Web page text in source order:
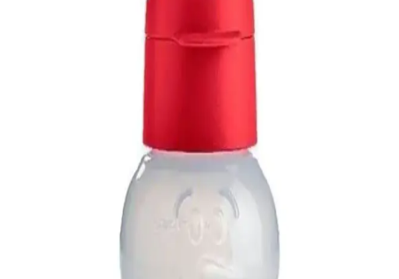
Ayakkabı dolapları, şeffaf kutularla estetik ve fonksiyonel hale
gelirken, aşırı tüketim ve çevresel etkiler sürdürülebilir yaklaşımlarla
dengeleniyor. Düzen ve çevre bilinci ön planda.
Puma 84749401 Ess Solid Windbreaker Kadınlar
İçin Şehir ve Spor Kullanımı İçin Uygun
Puma 84749401 Ess Solid Windbreaker, modern tasarımı ve
teknolojik özellikleriyle şehir hayatında şıklık ve konfor sunar, su
geçirmez, sıcak tutar ve nefes alabilir özellikleriyle öne çıkar.
Genel Markalar Naylon Kullan At Tek Şanti Krema
Sıkma Torbası İncelemesi ve Kullanım Avantajları
Genel Markalar'ın Naylon Kullan At Tek Şanti Krema Sıkma
Torbası, pratik ve hijyenik kullanımıyla mutfakta krema ve sos